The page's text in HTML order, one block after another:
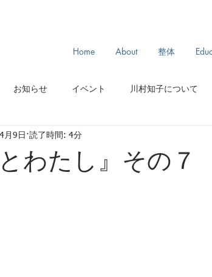
Home About 整体
お知らせ イベント 川村知子について
リランカ旅 モンゴル旅
わたし』その７
月9日 読了時間: 4分